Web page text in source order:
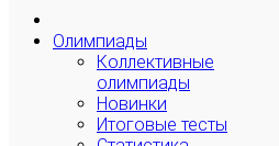
Олимпиады
Коллективные
олимпиады
Новинки
Итоговые тесты